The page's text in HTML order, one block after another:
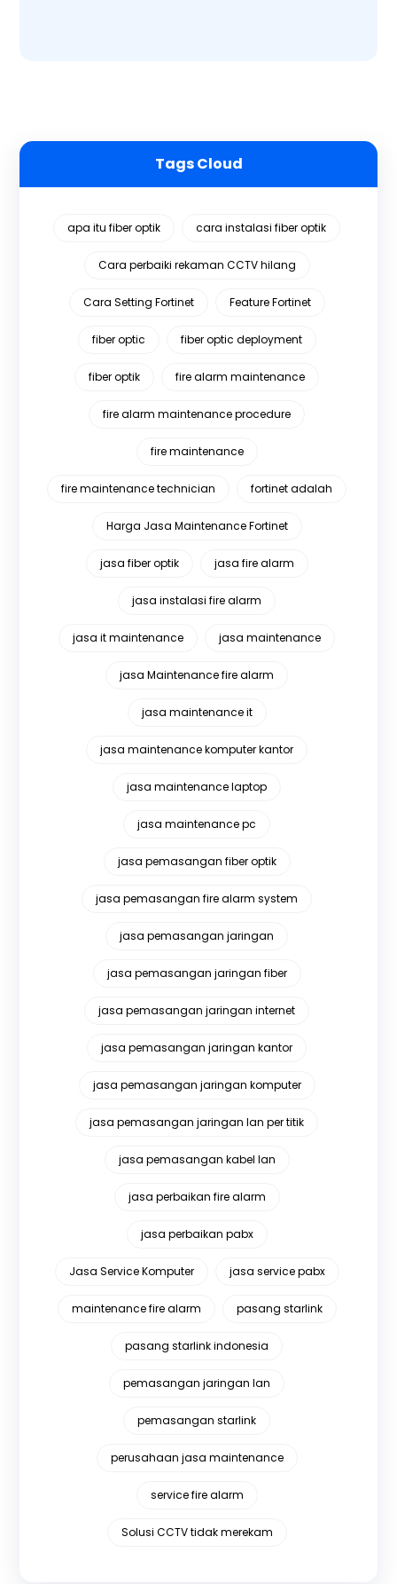
Tags Cloud
apa itu fiber optik cara instalasi fiber optik
Cara perbaiki rekaman CCTV hilang
Cara Setting Fortinet Feature Fortinet
fiber optic fiber optic deployment
fiber optik fire alarm maintenance
fire alarm maintenance procedure
fire maintenance
fire maintenance technician fortinet adalah
Harga Jasa Maintenance Fortinet
jasa fiber optik jasa fire alarm
jasa instalasi fire alarm
jasa it maintenance jasa maintenance
jasa Maintenance fire alarm
jasa maintenance it
jasa maintenance komputer kantor
jasa maintenance laptop
jasa maintenance pc
jasa pemasangan fiber optik
jasa pemasangan fire alarm system
jasa pemasangan jaringan
jasa pemasangan jaringan fiber
jasa pemasangan jaringan internet
jasa pemasangan jaringan kantor
jasa pemasangan jaringan komputer
jasa pemasangan jaringan lan per titik
jasa pemasangan kabel lan
jasa perbaikan fire alarm
jasa perbaikan pabx
Jasa Service Komputer jasa service pabx
maintenance fire alarm pasang starlink
pasang starlink indonesia
pemasangan jaringan lan
pemasangan starlink
perusahaan jasa maintenance
service fire alarm
Solusi CCTV tidak merekam